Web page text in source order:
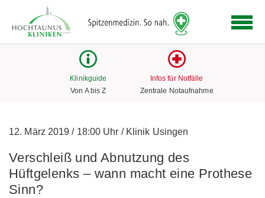
Link
zur
Klinikguide
Von A bis Z
Infos für Notfälle
Zentrale Notaufnahme
12. März 2019/18:00 Uhr /Klinik Usingen
Verschleiß und Abnutzung des
Hüftgelenks – wann macht eine Prothese
Sinn?